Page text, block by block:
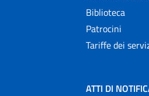
Biblioteca
Patrocini
Tariffe dei
ATTI DI